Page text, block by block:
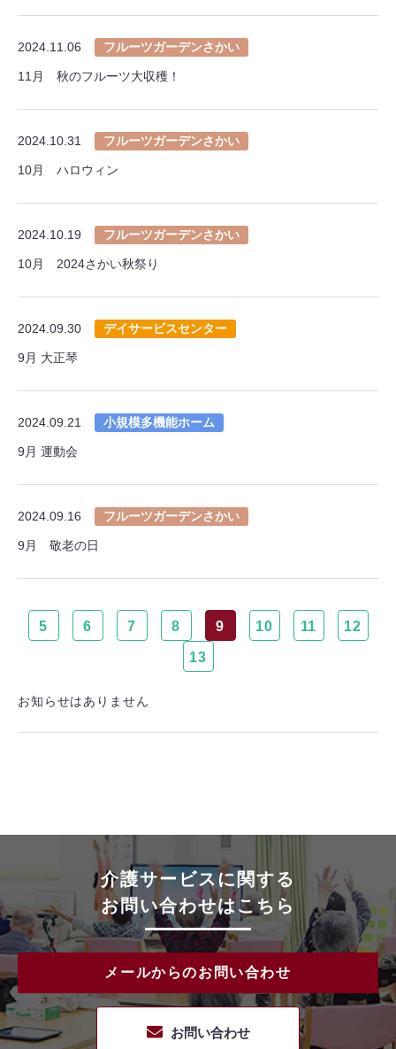
2024.11.06 フルーツガーデンさかい
11月 秋のフルーツ大収穫！
2024.10.31 フルーツガーデンさかい
10月 ハロウィン
2024.10.19 フルーツガーデンさかい
10月 2024さかい秋祭り
2024.09.30 デイサービスセンター
9月 大正琴
2024.09.21 小規模多機能ホーム
9月 運動会
2024.09.16 フルーツガーデンさかい
9月 敬老の日
5 6 7 8 9 10 11 12
13
お知らせはありません
介護サービスに関する
お問い合わせはこちら
メールからのお問い合わせ
お問い合わせ